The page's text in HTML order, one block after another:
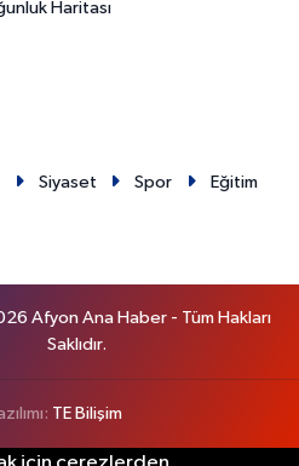
Haritası
Siyaset Spor
Eğitim
Afyon Ana Haber - Tüm Hakları
Saklıdır.
TE Bilişim